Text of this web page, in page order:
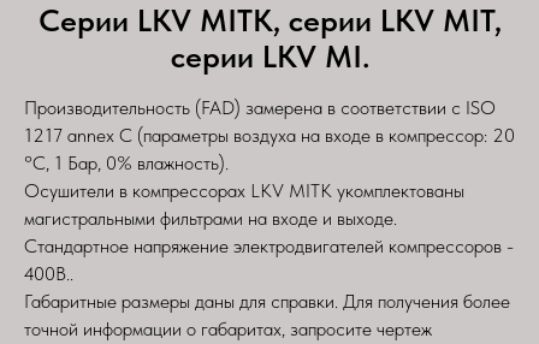
Серии LKV MITK, серии LKV MIT,
серии LKV MI.
Производительность (FAD) замерена в соответствии с ISO
1217 annex C (параметры воздуха на входе в компрессор: 20
°С, 1 Бар, 0% влажность).
Осушители в компрессорах LKV MITK укомплектованы
магистральными фильтрами на входе и выходе.
Стандартное напряжение электродвигателей компрессоров -
400В..
Габаритные размеры даны для справки. Для получения более
точной информации о габаритах, запросите чертеж